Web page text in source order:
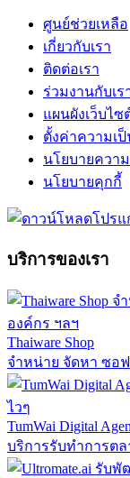
ศูนย์ช่วยเหลือ
เกี่ยวกับเรา
ติดต่อเรา
ร่วมงานกับเร
แผนผังเว็บไซ
ตั้งค่าความเ
นโยบายควา
นโยบายคุกกี้
บริการของเรา
Thaiware Shop
จำหน่าย จัดหา ซอ
TumWai Digital
บริการรับทำการต